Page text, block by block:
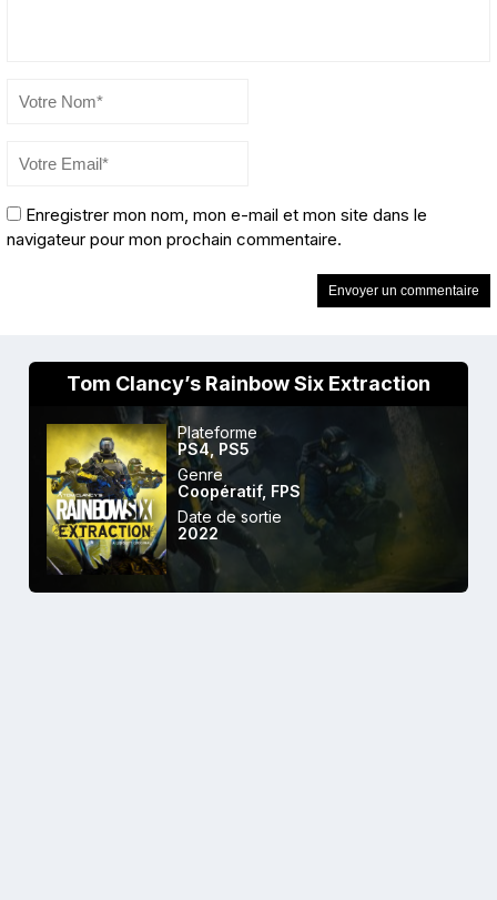
Enregistrer mon nom, mon e-mail et mon site dans le
navigateur pour mon prochain commentaire.
Tom Clancy’s Rainbow Six Extraction
Plateforme
PS4, PS5
Genre
Coopératif, FPS
Date de sortie
2022